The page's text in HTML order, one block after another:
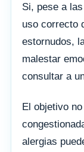
Si, pese a
uso correcto
estornudos,
malestar
consultar a
El objetivo
alergias